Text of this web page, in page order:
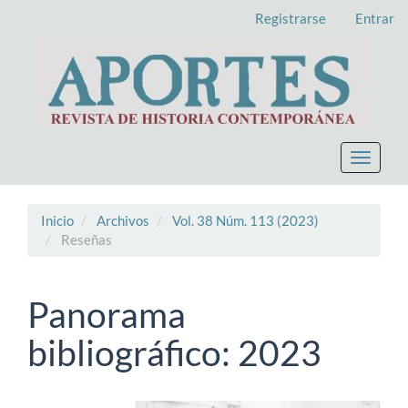
principal
Barra
lateral
Registrarse Entrar
Toggle
Inicio Archivos
Vol. 38 Núm. 113 (2023)
Reseñas
Panorama
bibliográfico: 2023